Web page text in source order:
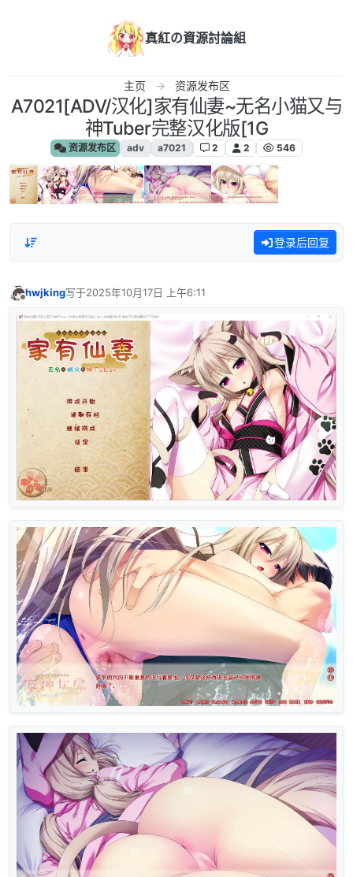
真紅の資源討論組
主页 资源发布区
A7021[ADV/汉化]家有仙妻~无名小猫又与
神Tuber完整汉化版[1G
资源发布区 adv a7021 2 2 546
登录后回复
hwjking写于2025年10月17日 上午6:11
最后由 编辑